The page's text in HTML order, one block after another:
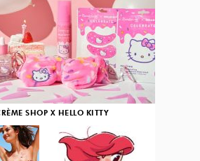
SHOP X HELLO KITTY
3